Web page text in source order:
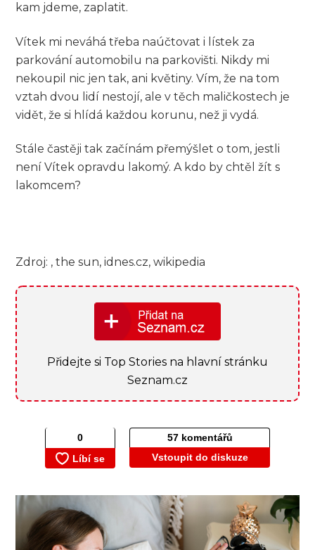
kam jdeme, zaplatit.
Vítek mi neváhá třeba naúčtovat i lístek za
parkování automobilu na parkovišti. Nikdy mi
nekoupil nic jen tak, ani květiny. Vím, že na tom
vztah dvou lidí nestojí, ale v těch maličkostech je
vidět, že si hlídá každou korunu, než ji vydá.
Stále častěji tak začínám přemýšlet o tom, jestli
není Vítek opravdu lakomý. A kdo by chtěl žít s
lakomcem?
Zdroj: , the sun, idnes.cz, wikipedia
Přidejte si Top Stories na hlavní stránku
Seznam.cz
57 komentářů
Vstoupit do diskuze